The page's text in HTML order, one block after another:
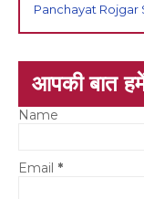
Panchayat Rojgar
आपकी बात
Name
Email *